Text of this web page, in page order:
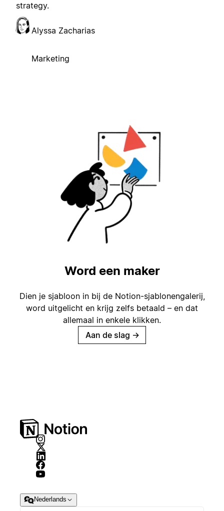
strategy.
Alyssa Zacharias
Marketing
Word een maker
Dien je sjabloon in bij de Notion-sjablonengalerij,
word uitgelicht en krijg zelfs betaald – en dat
allemaal in enkele klikken.
Aan de slag →
Nederlands